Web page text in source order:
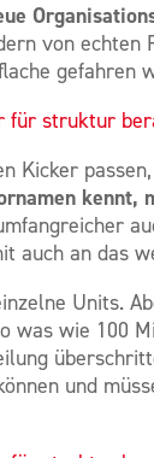
von echten
gefahren
Kicker
kennt,
auch an das
Units.
was wie 100
und